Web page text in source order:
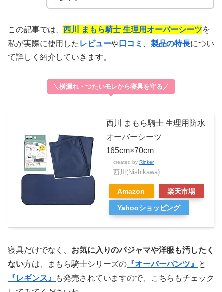
この記事では、 西川 まもら騎士 生理用オーバーシーツを
私が実際に使用した レビューや口コミ 、 製品の特長につい
て詳しく紹介していきます。
＼横漏れ・つたいモレから寝具を守る／
西川 まもら騎士 生理用防水
オーバーシーツ
165cm×70cm
created by Rinker
西川(Nishikawa)
Amazon 楽天市場
Yahooショッピング
寝具だけでなく、 お気に入りのパジャマや洋服も汚したく
ない方は、まもら騎士シリーズの 『オーバーパンツ』
と
『レギンス』
も発売されていますので、こちらもチェック